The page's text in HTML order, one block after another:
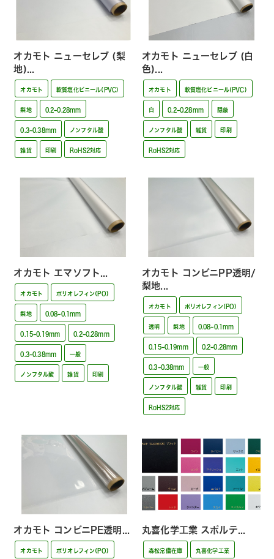
オカモト ニューセレブ (梨
地)...
オカモト 軟質塩化ビニール(PVC)
梨地 0.2~0.28mm
0.3~0.38mm ノンフタル酸
雑貨 印刷 RoHS2対応
オカモト ニューセレブ (白
色)...
オカモト 軟質塩化ビニール(PVC)
白 0.2~0.28mm 隠蔽
ノンフタル酸 雑貨 印刷
RoHS2対応
オカモト エマソフト...
オカモト ポリオレフィン(PO)
梨地 0.08~0.1mm
0.15~0.19mm 0.2~0.28mm
0.3~0.38mm 一般
ノンフタル酸 雑貨 印刷
オカモト コンビニPP透明/
梨地...
オカモト ポリオレフィン(PO)
透明 梨地 0.08~0.1mm
0.15~0.19mm 0.2~0.28mm
0.3~0.38mm 一般
ノンフタル酸 雑貨 印刷
RoHS2対応
オカモト コンビニPE透明...
オカモト ポリオレフィン(PO)
丸喜化学工業 スポルテ...
森松常備在庫 丸喜化学工業